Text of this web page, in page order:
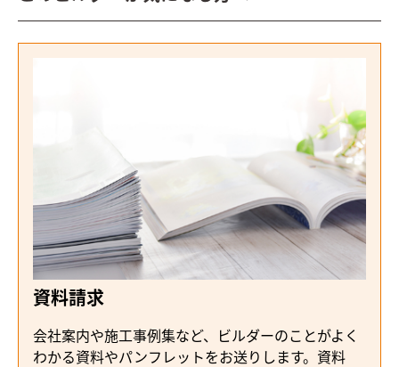
資料請求
会社案内や施工事例集など、ビルダーのことがよく
わかる資料やパンフレットをお送りします。資料